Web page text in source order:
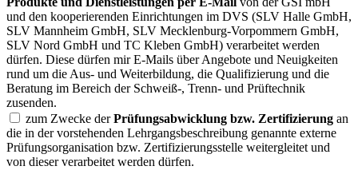
und den kooperierenden Einrichtungen im DVS (SLV Halle GmbH,
SLV Mannheim GmbH, SLV Mecklenburg-Vorpommern GmbH,
SLV Nord GmbH und TC Kleben GmbH) verarbeitet werden
dürfen. Diese dürfen mir E-Mails über Angebote und Neuigkeiten
rund um die Aus- und Weiterbildung, die Qualifizierung und die
Beratung im Bereich der Schweiß-, Trenn- und Prüftechnik
zusenden.
zum Zwecke derPrüfungsabwicklung bzw. Zertifizierung an
die in der vorstehenden Lehrgangsbeschreibung genannte externe
Prüfungsorganisation bzw. Zertifizierungsstelle weitergleitet und
von dieser verarbeitet werden dürfen.